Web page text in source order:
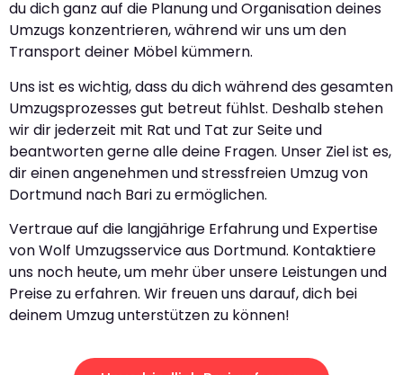
du dich ganz auf die Planung und Organisation deines
Umzugs konzentrieren, während wir uns um den
Transport deiner Möbel kümmern.
Uns ist es wichtig, dass du dich während des gesamten
Umzugsprozesses gut betreut fühlst. Deshalb stehen
wir dir jederzeit mit Rat und Tat zur Seite und
beantworten gerne alle deine Fragen. Unser Ziel ist es,
dir einen angenehmen und stressfreien Umzug von
Dortmund nach Bari zu ermöglichen.
Vertraue auf die langjährige Erfahrung und Expertise
von Wolf Umzugsservice aus Dortmund. Kontaktiere
uns noch heute, um mehr über unsere Leistungen und
Preise zu erfahren. Wir freuen uns darauf, dich bei
deinem Umzug unterstützen zu können!